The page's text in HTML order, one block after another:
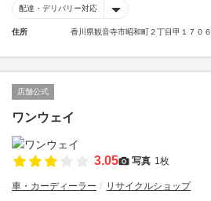
配達・デリバリー対応
住所 香川県観音寺市昭和町２丁目甲１７０６
店舗公式
ワンウェイ
3.05 写真 1枚
車・カーディーラー リサイクルショップ